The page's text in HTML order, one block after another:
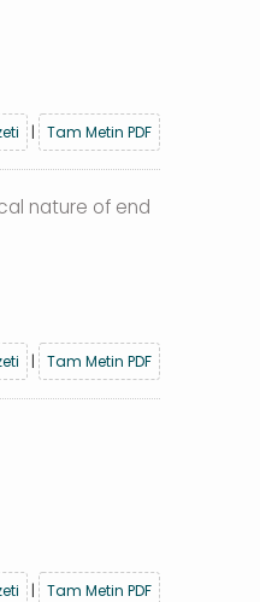
| Tam Metin PDF
nature of end
| Tam Metin PDF
| Tam Metin PDF